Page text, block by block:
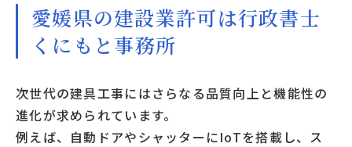
愛媛県の建設業許可は行政書士
くにもと事務所
次世代の建具工事にはさらなる品質向上と機能性の
進化が求められています。
例えば、自動ドアやシャッターにIoTを搭載し、ス